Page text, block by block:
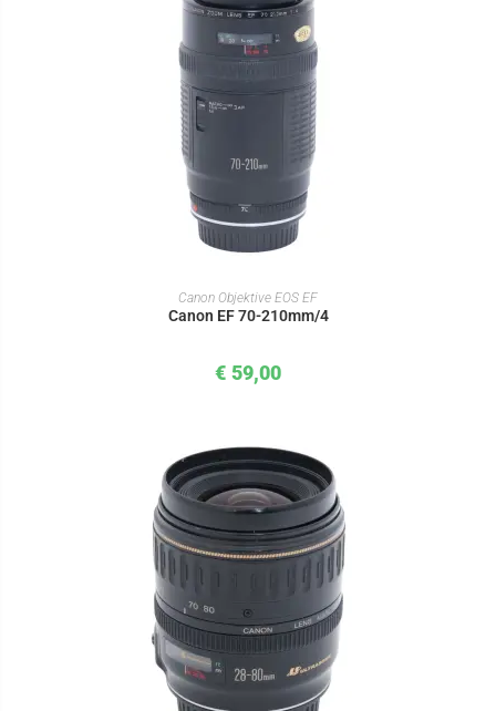
IN DEN WARENKORB
Canon Objektive EOS EF
Canon EF 70-210mm/4
€ 59,00